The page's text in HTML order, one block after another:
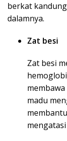
berkat
dalamnya.
Zat besi
Zat besi
madu